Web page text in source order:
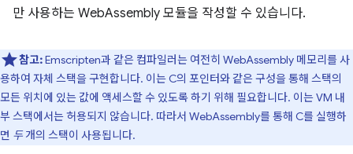
만 사용하는 WebAssembly 모듈을 작성할 수 있습니다.
참고:Emscripten과 같은 컴파일러는 여전히 WebAssembly 메모리를 사
용하여 자체 스택을 구현합니다. 이는 C의 포인터와 같은 구성을 통해 스택의
모든 위치에 있는 값에 액세스할 수 있도록 하기 위해 필요합니다. 이는 VM 내
부 스택에서는 허용되지 않습니다. 따라서 WebAssembly를 통해 C를 실행하
면 두개의 스택이 사용됩니다.